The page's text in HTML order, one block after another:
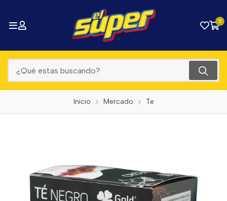
0
Inicio Mercado Te